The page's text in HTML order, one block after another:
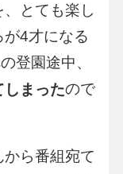
とても楽し
4才になる
登園途中、
しまったので
ら番組宛て